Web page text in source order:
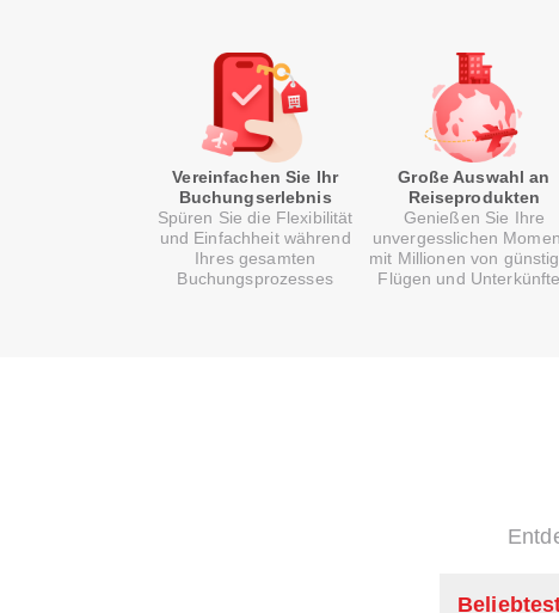
Vereinfachen Sie Ihr
Buchungserlebnis
Spüren Sie die Flexibilität
und Einfachheit während
Ihres gesamten
Buchungsprozesses
Große Auswahl an
Reiseprodukten
Genießen Sie Ihre
unvergesslichen
mit Millionen von
Flügen und